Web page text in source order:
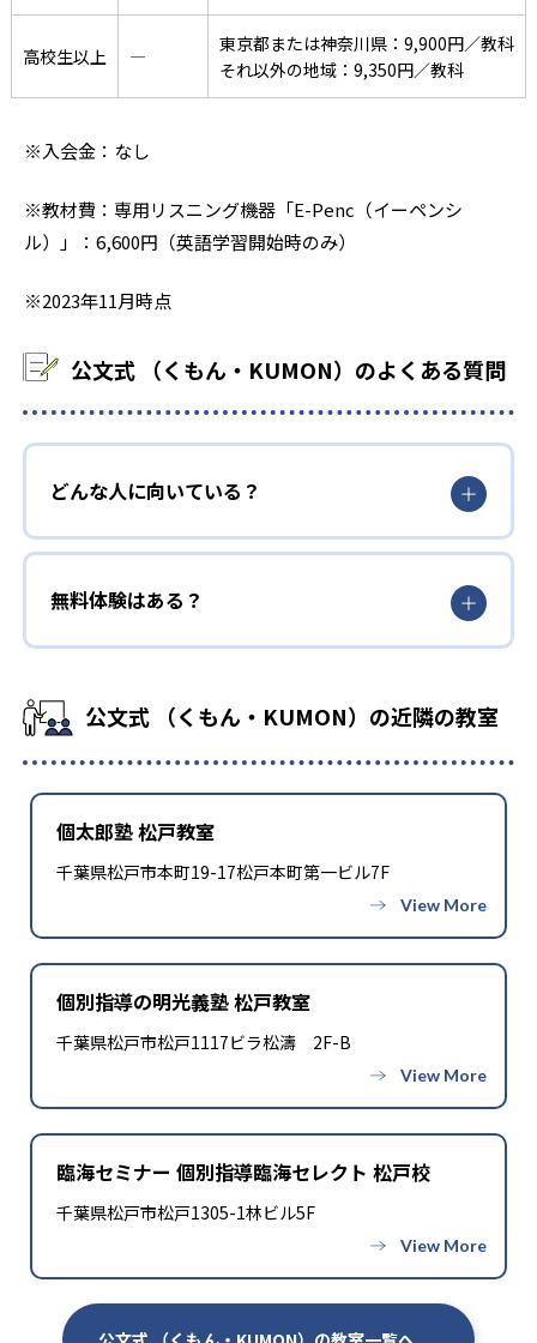
高校生以上 ―
東京都または神奈川県：9,900円／教科
それ以外の地域：9,350円／教科
※入会金：なし
※教材費：専用リスニング機器「E-Penc（イーペンシ
ル）」：6,600円（英語学習開始時のみ）
※2023年11月時点
公文式 （くもん・KUMON）のよくある質問
どんな人に向いている？
無料体験はある？
公文式 （くもん・KUMON）の近隣の教室
個太郎塾 松戸教室
千葉県松戸市本町19-17松戸本町第一ビル7F
個別指導の明光義塾 松戸教室
千葉県松戸市松戸1117ビラ松濤 2F-B
臨海セミナー 個別指導臨海セレクト 松戸校
千葉県松戸市松戸1305-1林ビル5F